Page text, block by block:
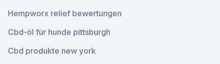
Hempworx relief bewertungen
Cbd-öl für hunde pittsburgh
Cbd produkte new york